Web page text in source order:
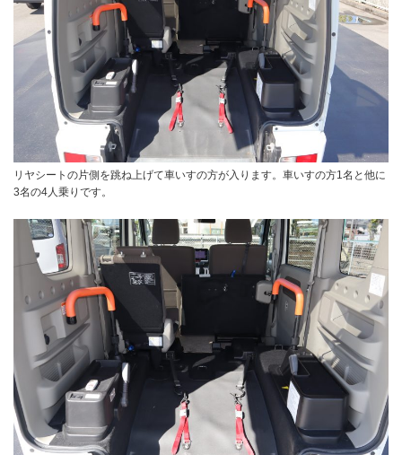
リヤシートの片側を跳ね上げて車いすの方が入ります。車いすの方1名と他に
3名の4人乗りです。